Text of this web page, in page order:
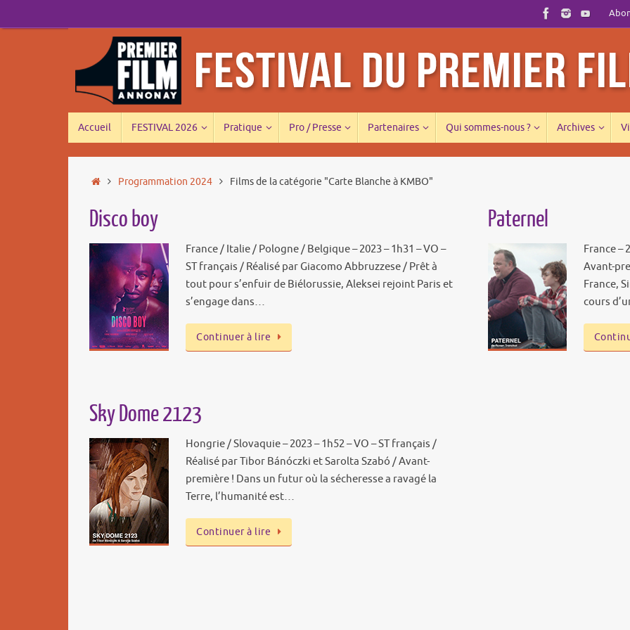
au
Accueil FESTIVAL 2026 Pratique Pro / Presse Partenaires Qui sommes-nous ? Archives
Accueil
Programmation 2024 Films de la catégorie "Carte Blanche à KMBO"
Disco boy
France / Italie / Pologne / Belgique – 2023 – 1h31 – VO –
ST français / Réalisé par Giacomo Abbruzzese / Prêt à
tout pour s’enfuir de Biélorussie, Aleksei rejoint Paris et
s’engage dans…
Continuer à lire
Paternel
France –
Avant-
France,
cours
Sky Dome 2123
Hongrie / Slovaquie – 2023 – 1h52 – VO – ST français /
Réalisé par Tibor Bánóczki et Sarolta Szabó / Avant-
première ! Dans un futur où la sécheresse a ravagé la
Terre, l’humanité est…
Continuer à lire